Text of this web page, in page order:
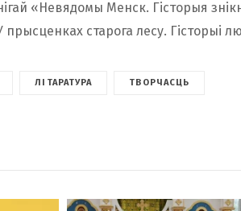
«Невядомы Менск. Гісторыя
прысценках старога лесу. Гісторыі
ЛІТАРАТУРА ТВОРЧАСЦЬ